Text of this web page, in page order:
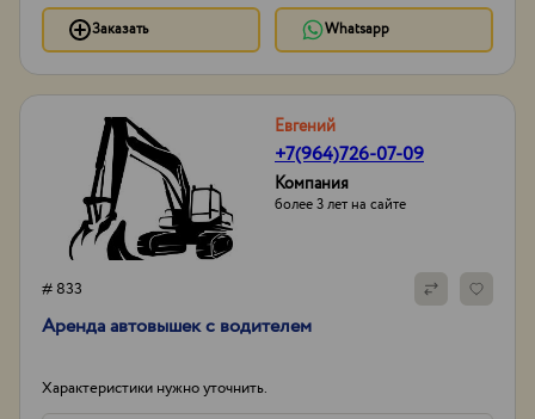
Заказать Whatsapp
Евгений
+7(964)726-07-09
Компания
более 3 лет на сайте
# 833
Аренда автовышек с водителем
Характеристики нужно уточнить.